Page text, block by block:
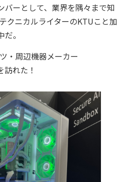
ーとして、業界を隅々まで知
クニカルライターのKTUこと加
。
・周辺機器メーカー
れた！